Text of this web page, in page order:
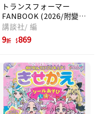
トランスフォーマー
FANBOOK (2026/附變形
模型戰鬥機)
講談社/ 編
9折 869